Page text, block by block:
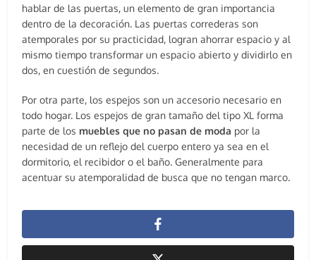
hablar de las puertas, un elemento de gran importancia
dentro de la decoración. Las puertas correderas son
atemporales por su practicidad, logran ahorrar espacio y al
mismo tiempo transformar un espacio abierto y dividirlo en
dos, en cuestión de segundos.
Por otra parte, los espejos son un accesorio necesario en
todo hogar. Los espejos de gran tamaño del tipo XL forma
parte de los muebles que no pasan de moda por la
necesidad de un reflejo del cuerpo entero ya sea en el
dormitorio, el recibidor o el baño. Generalmente para
acentuar su atemporalidad de busca que no tengan marco.